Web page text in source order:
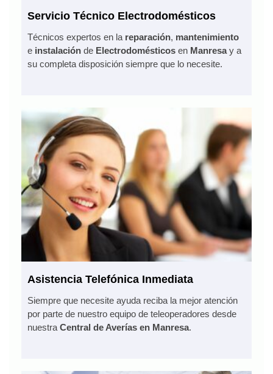
Servicio Técnico Electrodomésticos
Técnicos expertos en la reparación, mantenimiento
e instalación de Electrodomésticos en Manresay a
su completa disposición siempre que lo necesite.
Asistencia Telefónica Inmediata
Siempre que necesite ayuda reciba la mejor atención
por parte de nuestro equipo de teleoperadores desde
nuestra Central de Averías en Manresa.